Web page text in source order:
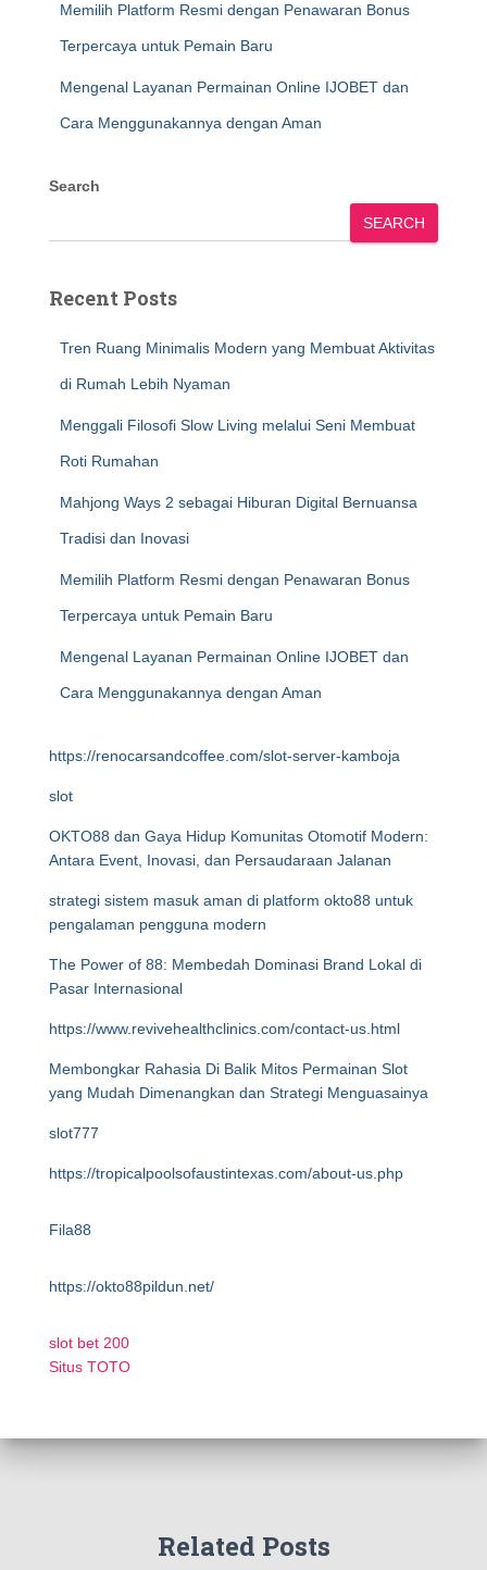
Memilih Platform Resmi dengan Penawaran Bonus
Terpercaya untuk Pemain Baru
Mengenal Layanan Permainan Online IJOBET dan
Cara Menggunakannya dengan Aman
Search
SEARCH
Recent Posts
Tren Ruang Minimalis Modern yang Membuat Aktivitas
di Rumah Lebih Nyaman
Menggali Filosofi Slow Living melalui Seni Membuat
Roti Rumahan
Mahjong Ways 2 sebagai Hiburan Digital Bernuansa
Tradisi dan Inovasi
Memilih Platform Resmi dengan Penawaran Bonus
Terpercaya untuk Pemain Baru
Mengenal Layanan Permainan Online IJOBET dan
Cara Menggunakannya dengan Aman
https://renocarsandcoffee.com/slot-server-kamboja
slot
OKTO88 dan Gaya Hidup Komunitas Otomotif Modern:
Antara Event, Inovasi, dan Persaudaraan Jalanan
strategi sistem masuk aman di platform okto88 untuk
pengalaman pengguna modern
The Power of 88: Membedah Dominasi Brand Lokal di
Pasar Internasional
https://www.revivehealthclinics.com/contact-us.html
Membongkar Rahasia Di Balik Mitos Permainan Slot
yang Mudah Dimenangkan dan Strategi Menguasainya
slot777
https://tropicalpoolsofaustintexas.com/about-us.php
Fila88
https://okto88pildun.net/
slot bet 200
Situs TOTO
Related Posts